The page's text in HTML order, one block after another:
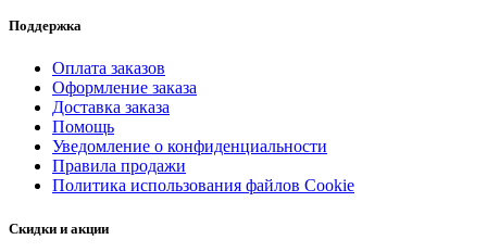
Поддержка
Оплата заказов
Оформление заказа
Доставка заказа
Помощь
Уведомление о конфиденциальности
Правила продажи
Политика использования файлов Cookie
Скидки и акции